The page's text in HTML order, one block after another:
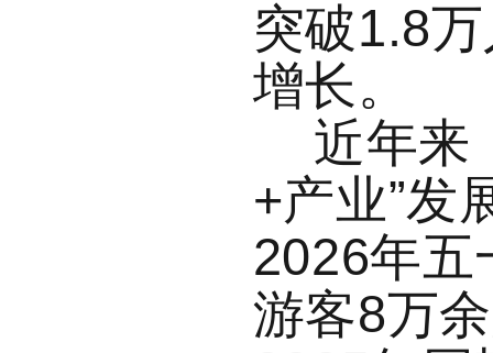
突破1.8
增长。
近年来
+产业”发
2026年五
游客8万